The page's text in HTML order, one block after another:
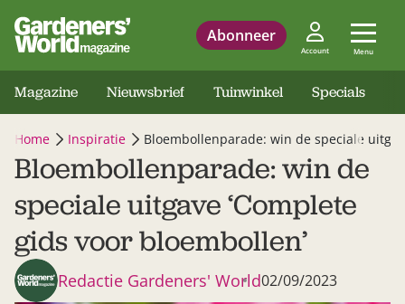
Abonneer
Account Menu
Magazine Nieuwsbrief Tuinwinkel Specials
Home Inspiratie Bloembollenparade: win de speciale
Bloembollenparade: win de
speciale uitgave ‘Complete
gids voor bloembollen’
Redactie Gardeners' World02/09/2023